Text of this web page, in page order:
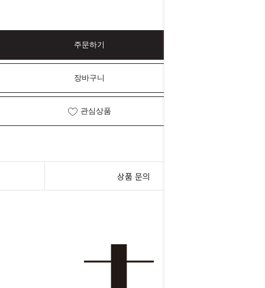
주문하기
장바구니
관심상품
상품 문의